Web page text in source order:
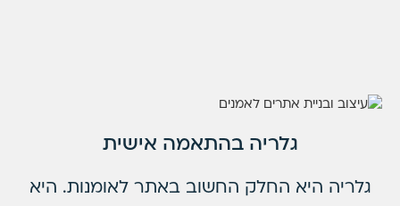
גלריה בהתאמה אישית
גלריה היא החלק החשוב באתר לאומנות. היא